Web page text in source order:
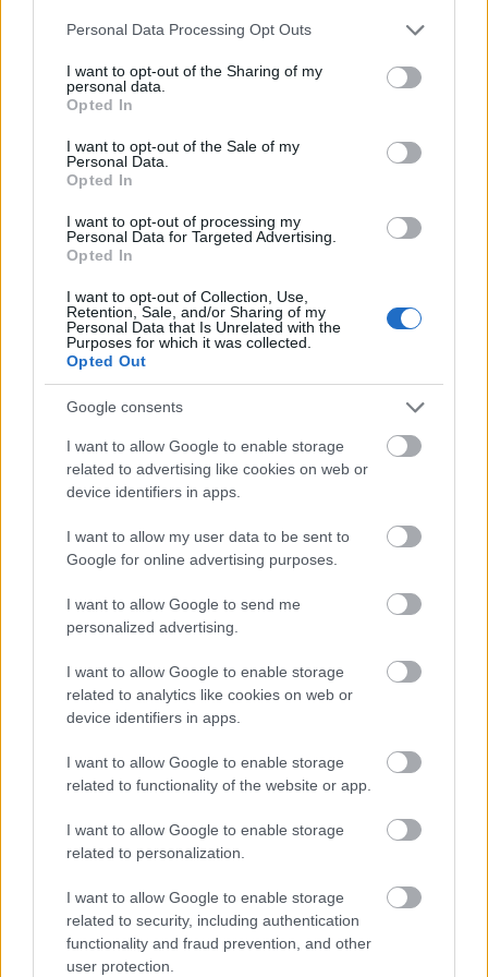
Please note that this website/app uses one or more Google
not limited to your visit or usage behaviour. You may click to
grant or deny consent to Google and its third-party tags to
use your data for below specified purposes in below Google
consent section.
Personal Data Processing Opt Outs
I want to opt-out of the Sharing of my
personal data.
Opted In
I want to opt-out of the Sale of my
Personal Data.
Opted In
I want to opt-out of processing my
Personal Data for Targeted Advertising.
Opted In
I want to opt-out of Collection, Use,
Retention, Sale, and/or Sharing of my
Personal Data that Is Unrelated with the
Purposes for which it was collected.
Opted Out
Google consents
I want to allow Google to enable storage
related to advertising like cookies on web or
device identifiers in apps.
I want to allow my user data to be sent to
Google for online advertising purposes.
I want to allow Google to send me
personalized advertising.
I want to allow Google to enable storage
related to analytics like cookies on web or
device identifiers in apps.
I want to allow Google to enable storage
related to functionality of the website or app.
I want to allow Google to enable storage
related to personalization.
I want to allow Google to enable storage
related to security, including authentication
functionality and fraud prevention, and other
user protection.
Illusztráció: Salvador Dali: Illusztrációk az Isteni
színjátékhoz, cinklitográfia, 20. század. Forrás:
Szépművészeti Múzeum
"Legyen az egyetlen hős vagy egy egész nép
története, a mesék és mondák világában
sokszor került egymással szembe a jó és a
rossz. Sárkányok, egyszarvúak, griffek és
más teremtmények az emberi fantázia
szüleményei, a velük való találkozás
mindig szimbolikus jelentéssel bír. Engedd
szabadjára a fantáziádat, és készíts
komoly, vicces vagy groteszk alkotást a jó
felemelkedéséről és a rossz bukásáról." -
szól a Szépművészeti Múzeum felhívása.
filctoll kivételével
bármilyen rajzeszközzel készülhetnek, tehát
használhattok ceruzát, szenet, olajpasztellt,
porpasztellt, rajzkrétát, vízfestéket, vagy temperát,